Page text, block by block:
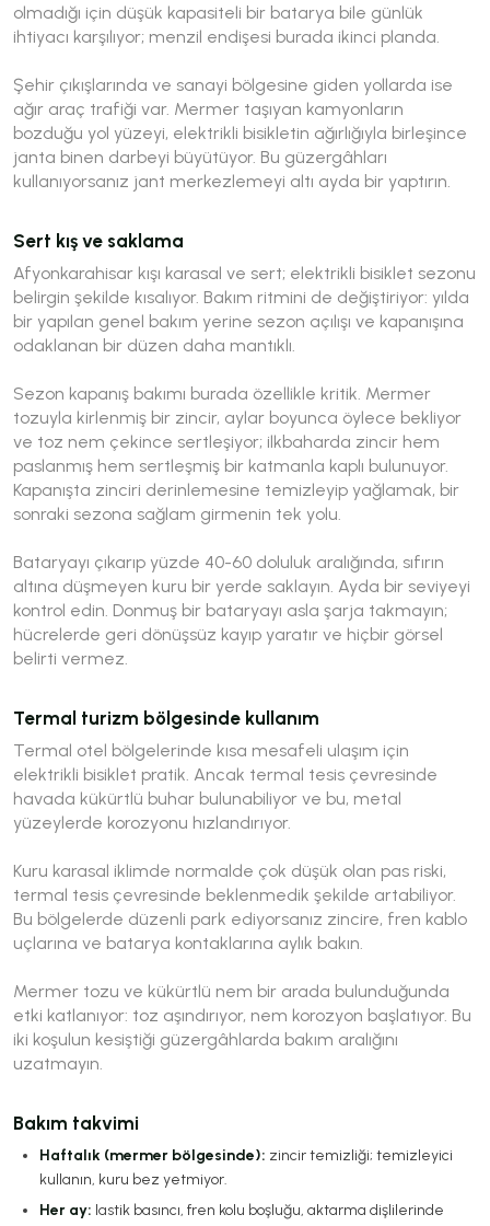
olmadığı için düşük kapasiteli bir batarya bile günlük
ihtiyacı karşılıyor; menzil endişesi burada ikinci planda.
Şehir çıkışlarında ve sanayi bölgesine giden yollarda ise
ağır araç trafiği var. Mermer taşıyan kamyonların
bozduğu yol yüzeyi, elektrikli bisikletin ağırlığıyla birleşince
janta binen darbeyi büyütüyor. Bu güzergâhları
kullanıyorsanız jant merkezlemeyi altı ayda bir yaptırın.
Sert kış ve saklama
Afyonkarahisar kışı karasal ve sert; elektrikli bisiklet sezonu
belirgin şekilde kısalıyor. Bakım ritmini de değiştiriyor: yılda
bir yapılan genel bakım yerine sezon açılışı ve kapanışına
odaklanan bir düzen daha mantıklı.
Sezon kapanış bakımı burada özellikle kritik. Mermer
tozuyla kirlenmiş bir zincir, aylar boyunca öylece bekliyor
ve toz nem çekince sertleşiyor; ilkbaharda zincir hem
paslanmış hem sertleşmiş bir katmanla kaplı bulunuyor.
Kapanışta zinciri derinlemesine temizleyip yağlamak, bir
sonraki sezona sağlam girmenin tek yolu.
Bataryayı çıkarıp yüzde 40-60 doluluk aralığında, sıfırın
altına düşmeyen kuru bir yerde saklayın. Ayda bir seviyeyi
kontrol edin. Donmuş bir bataryayı asla şarja takmayın;
hücrelerde geri dönüşsüz kayıp yaratır ve hiçbir görsel
belirti vermez.
Termal turizm bölgesinde kullanım
Termal otel bölgelerinde kısa mesafeli ulaşım için
elektrikli bisiklet pratik. Ancak termal tesis çevresinde
havada kükürtlü buhar bulunabiliyor ve bu, metal
yüzeylerde korozyonu hızlandırıyor.
Kuru karasal iklimde normalde çok düşük olan pas riski,
termal tesis çevresinde beklenmedik şekilde artabiliyor.
Bu bölgelerde düzenli park ediyorsanız zincire, fren kablo
uçlarına ve batarya kontaklarına aylık bakın.
Mermer tozu ve kükürtlü nem bir arada bulunduğunda
etki katlanıyor: toz aşındırıyor, nem korozyon başlatıyor. Bu
iki koşulun kesiştiği güzergâhlarda bakım aralığını
uzatmayın.
Bakım takvimi
Haftalık (mermer bölgesinde): zincir temizliği; temizleyici
kullanın, kuru bez yetmiyor.
Her ay: lastik basıncı, fren kolu boşluğu, aktarma dişlilerinde